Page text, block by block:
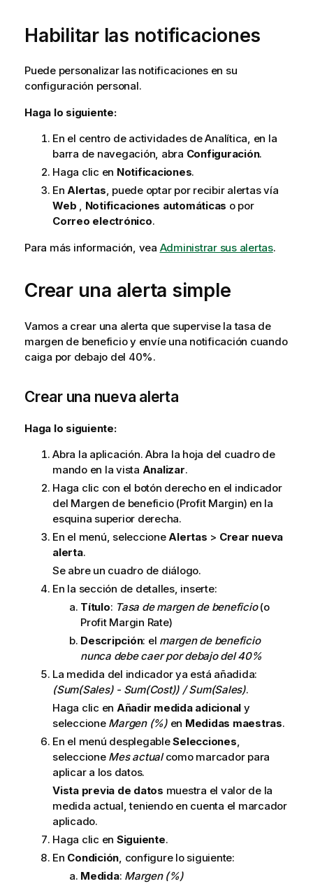
Habilitar las notificaciones
Puede personalizar las notificacionesen su
configuración personal.
Haga lo siguiente:
En el centro de actividades deAnalítica, en la
barra de navegación, abra Configuración.
Haga clic en Notificaciones.
EnAlertas, puede optar por recibir alertas vía
Web , Notificaciones automáticas o por
Correo electrónico.
Para más información, vea Administrar sus alertas.
Crear una alerta simple
Vamos a crear una alerta que supervise la tasa de
margen de beneficio y envíe una notificación cuando
caiga por debajo del 40%.
Crear una nueva alerta
Haga lo siguiente:
Abra la aplicación. Abra la hoja del cuadro de
mando en la vista Analizar.
Haga clic con el botón derecho en el indicador
del Margen de beneficio (Profit Margin) en la
esquina superior derecha.
En el menú, seleccione Alertas > Crear nueva
alerta.
Se abre un cuadro de diálogo.
En la sección de detalles, inserte:
Título: Tasa de margen de beneficio(o
Profit Margin Rate)
Descripción: el margen de beneficio
nunca debe caer por debajo del 40%
La medida del indicador ya está añadida:
(Sum(Sales) - Sum(Cost)) / Sum(Sales).
Haga clic en Añadir medida adicional y
seleccione Margen (%)en Medidas maestras.
En el menú desplegableSelecciones
seleccione Mes actualcomo marcador para
aplicar a los datos.
Vista previa de datos muestra el valor de la
medida actual, teniendo en cuenta el marcador
aplicado.
Haga clic en Siguiente.
En Condición , configure lo siguiente:
Medida: Margen (%)